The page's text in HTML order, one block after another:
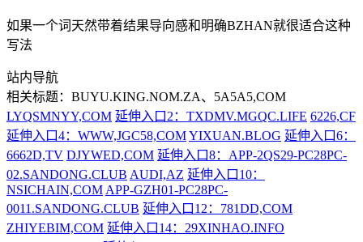
如果一个词天然带着结果导向感和明确BZHAN就很适合这种
写法
站内导航
相关标题：BUYU.KING.NOM.ZA、5A5A5,COM
LYQSMNYY,COM 延伸入口2：TXDMV.MGQC.LIFE 6226,CF
延伸入口4：WWW,JGC58,COMYIXUAN.BLOG 延伸入口6：
6662D,TV DJYWED,COM 延伸入口8：APP-2QS29-PC28PC-
02.SANDONG.CLUB AUDI,AZ 延伸入口10：
NSICHAIN,COM APP-GZH01-PC28PC-
0011.SANDONG.CLUB 延伸入口12：781DD,COM
ZHIYEBIM,COM 延伸入口14：29XINHAO.INFO